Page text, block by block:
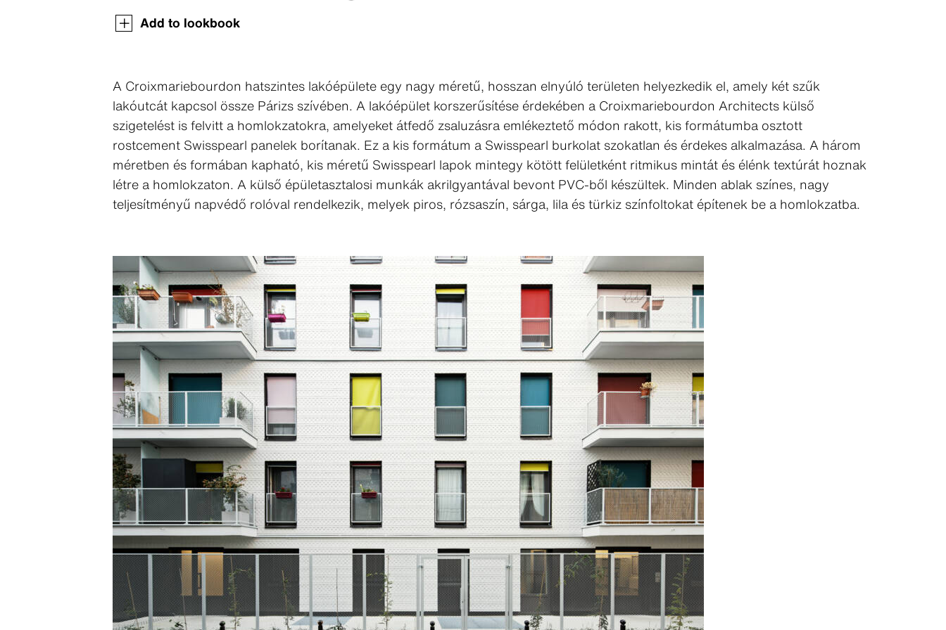
Add to lookbook
A Croixmariebourdon hatszintes lakóépülete egy nagy méretű, hosszan elnyúló területen helyezkedik el, amely két szűk
lakóutcát kapcsol össze Párizs szívében. A lakóépület korszerűsítése érdekében a Croixmariebourdon Architects külső
szigetelést is felvitt a homlokzatokra, amelyeket átfedő zsaluzásra emlékeztető módon rakott, kis formátumba osztott
rostcement Swisspearl panelek borítanak. Ez a kis formátum a Swisspearl burkolat szokatlan és érdekes alkalmazása. A három
méretben és formában kapható, kis méretű Swisspearl lapok mintegy kötött felületként ritmikus mintát és élénk textúrát hoznak
létre a homlokzaton. A külső épületasztalosi munkák akrilgyantával bevont PVC-ből készültek. Minden ablak színes, nagy
teljesítményű napvédő rolóval rendelkezik, melyek piros, rózsaszín, sárga, lila és türkiz színfoltokat építenek be a homlokzatba.